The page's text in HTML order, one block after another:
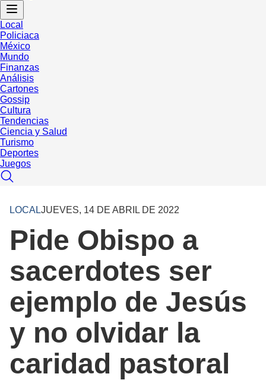
Local
Policiaca
México
Mundo
Finanzas
Análisis
Cartones
Gossip
Cultura
Tendencias
Ciencia y Salud
Turismo
Deportes
Juegos
LOCALJUEVES, 14 DE ABRIL DE 2022
Pide Obispo a
sacerdotes ser
ejemplo de Jesús
y no olvidar la
caridad pastoral